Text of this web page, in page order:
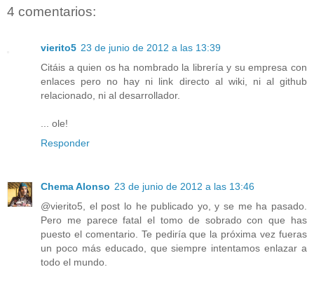
4 comentarios:
vierito5 23 de junio de 2012 a las 13:39
Citáis a quien os ha nombrado la librería y su empresa con
enlaces pero no hay ni link directo al wiki, ni al github
relacionado, ni al desarrollador.
... ole!
Responder
Chema Alonso 23 de junio de 2012 a las 13:46
@vierito5, el post lo he publicado yo, y se me ha pasado.
Pero me parece fatal el tomo de sobrado con que has
puesto el comentario. Te pediría que la próxima vez fueras
un poco más educado, que siempre intentamos enlazar a
todo el mundo.